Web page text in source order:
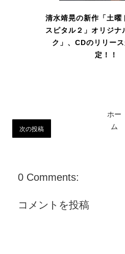
清水靖晃の新作「土曜
スピタル２」オリジナ
ク」、CDのリリー
定！
次の投稿
ホー
ム
0 Comments:
コメントを投稿